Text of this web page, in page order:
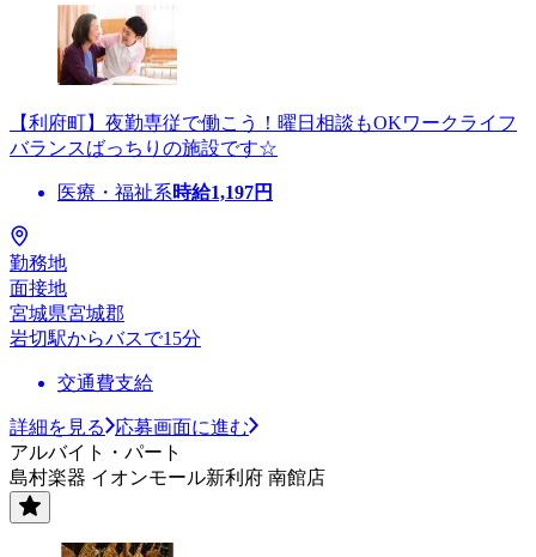
【利府町】夜勤専従で働こう！曜日相談もOKワークライフ
バランスばっちりの施設です☆
医療・福祉系時給1,197円
勤務地
面接地
宮城県宮城郡
岩切駅からバスで15分
交通費支給
詳細を見る
応募画面に進む
アルバイト・パート
島村楽器 イオンモール新利府 南館店